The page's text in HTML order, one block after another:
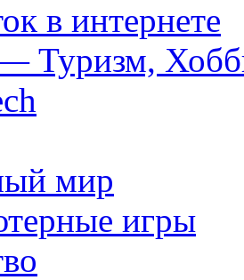
в интернете
Туризм,
мир
игры